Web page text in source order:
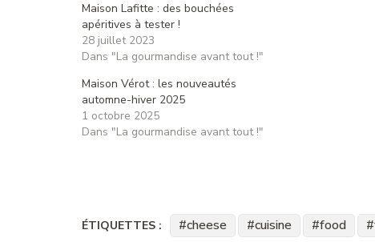
Maison Lafitte : des bouchées
apéritives à tester !
28 juillet 2023
Dans "La gourmandise avant tout !"
Maison Vérot : les nouveautés
automne-hiver 2025
1 octobre 2025
Dans "La gourmandise avant tout !"
ÉTIQUETTES : cheese cuisine food